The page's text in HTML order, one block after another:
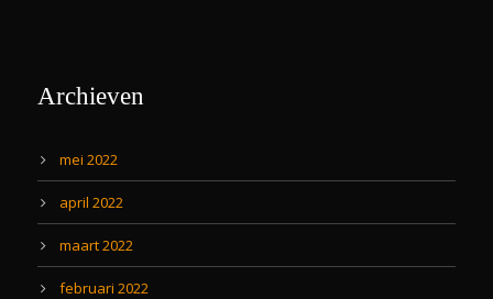
Archieven
mei 2022
april 2022
maart 2022
februari 2022